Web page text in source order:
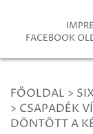
FACEBOOK
FŐOLDAL >
> CSAPADÉK
DÖNTÖTT A